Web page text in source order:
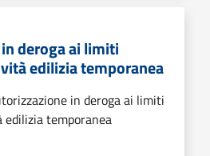
deroga ai limiti
edilizia temporanea
in deroga ai limiti
temporanea